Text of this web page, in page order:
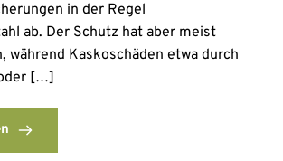
in der Regel
ab. Der Schutz hat aber meist
während Kaskoschäden etwa durch
[…]